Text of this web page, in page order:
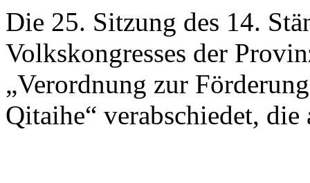
Die 25. Sitzung des 14.
Volkskongresses der
„Verordnung zur
Qitaihe“ verabschiedet,